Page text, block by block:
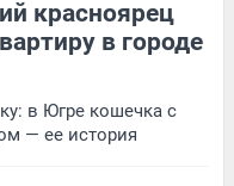
красноярец
в городе
в Югре кошечка с
— ее история